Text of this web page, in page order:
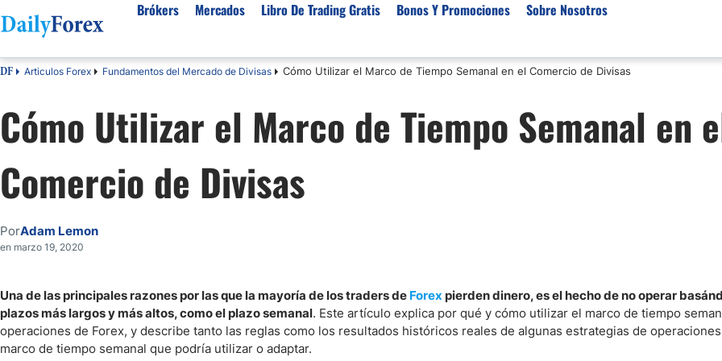
Brókers
España
Argentina
Rep. Dominicana
Mexico
Costa Rica
Guatemala
Cuba
El Salvador
Brokers Regulados
Brokers Para Scalping
Lista de Mejores Prop
Empresas de Fondeo en
Mercados
Divisas
EUR/USD
USD/COP
USD/PEN
Todas las Divisas
Materias Primas
Oro (XAU/USD)
Plata (XAG/USD)
Petróleo WTI
Todas las Materias Primas
Indices
Análisis Forex
Señales Forex Gratis
Libro De Trading Gratis Bonos Y Promociones Sobre Nosotros
Sobre Nosotros
Política editorial
Cómo generamos ingresos
Nuestra metodología
Por qué confiar en nosotros
DF Articulos Forex Fundamentos del Mercado de Divisas Cómo Utilizar el Marco de Tiempo Semanal en el Comercio de Divisas
Cómo Utilizar el Marco de Tiempo Semanal en
Comercio de Divisas
PorAdam Lemon
en marzo 19, 2020
Una de las principales razones por las que la mayoría de los traders de Forex pierden dinero, es el hecho de no operar
plazos más largos y más altos, como el plazo semanal. Este artículo explica por qué y cómo utilizar el marco de tiempo
operaciones de Forex, y describe tanto las reglas como los resultados históricos reales de algunas estrategias de
marco de tiempo semanal que podría utilizar o adaptar.